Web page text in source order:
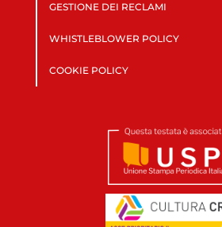
GESTIONE DEI RECLAMI
WHISTLEBLOWER POLICY
COOKIE POLICY